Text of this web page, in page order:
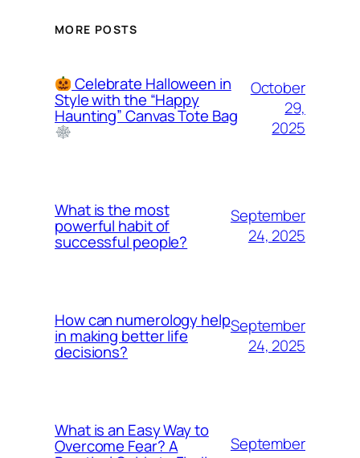
MORE POSTS
Celebrate Halloween in
Style with the “Happy
Haunting” Canvas Tote Bag
October
29,
2025
What is the most
powerful habit of
successful people?
September
24, 2025
How can numerology help
in making better life
decisions?
September
24, 2025
What is an Easy Way to
Overcome Fear? A
September